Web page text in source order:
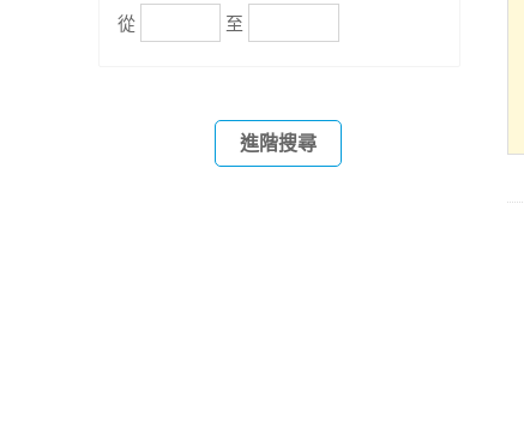
從 至
進階搜尋